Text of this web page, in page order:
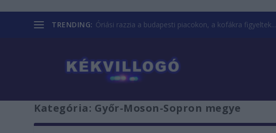
TRENDING: Óriási razzia a budapesti piacokon, a kofákra figyeltek...
Kategória: Győr-Moson-Sopron megye